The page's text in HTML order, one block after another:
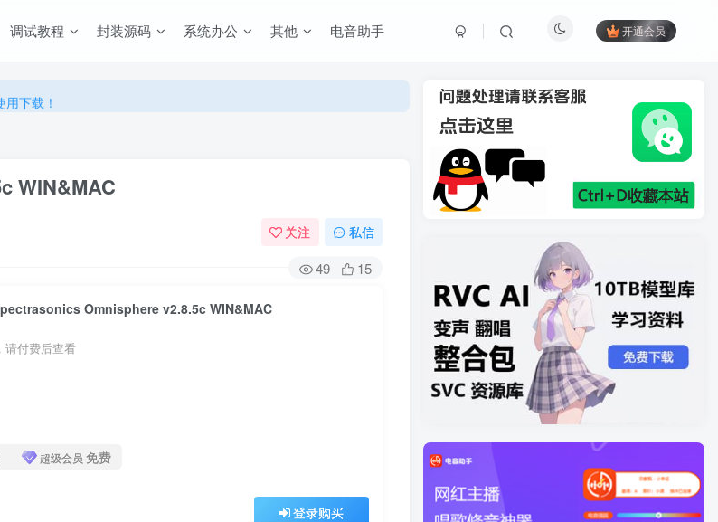
调试教程 封装源码 系统办公 其他 电音助手 开通会员
用下载！
下载！
WIN&MAC
关注 私信
49 15
Omnisphere v2.8.5c WIN&MAC
请付费后查看
超级会员 免费
登录购买